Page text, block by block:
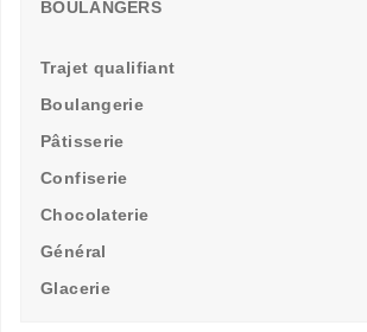
BOULANGERS
Trajet qualifiant
Boulangerie
Pâtisserie
Confiserie
Chocolaterie
Général
Glacerie